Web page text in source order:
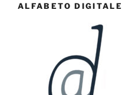
ALFABETO DIGITALE